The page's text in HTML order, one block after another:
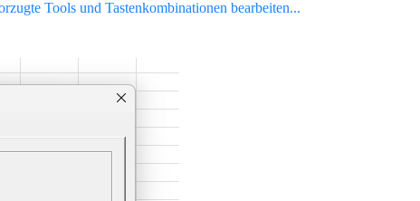
Tools und Tastenkombinationen bearbeiten...